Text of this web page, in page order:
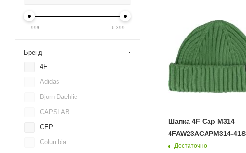
Шапка 4F Cap M314
4FAW23ACAPM314-41S
Достаточно
999 6 399
Бренд
4F
Adidas
Bjorn Daehlie
CAPSLAB
CEP
Columbia